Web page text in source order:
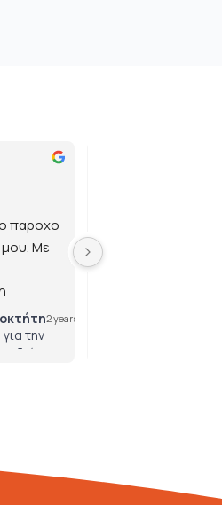
παροχο
μου. Με
2 years ago
την
δείχνετε!